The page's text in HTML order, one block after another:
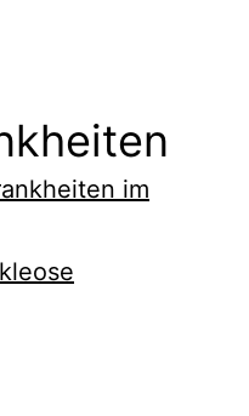
im